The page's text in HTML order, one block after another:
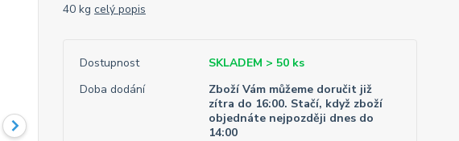
40 kg celý popis
Dostupnost
SKLADEM > 50 ks
Doba dodání
Zboží Vám můžeme doručit již
zítra do 16:00. Stačí, když zboží
objednáte nejpozději dnes do
14:00